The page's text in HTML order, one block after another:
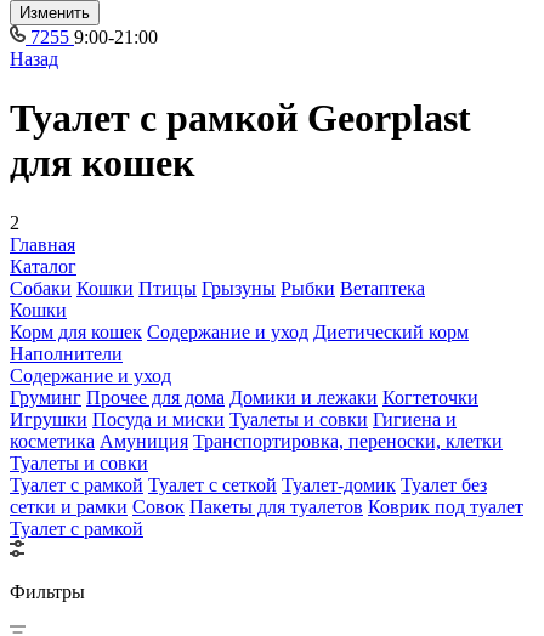
Изменить
7255 9:00-21:00
Назад
Туалет с рамкой Georplast
для кошек
2
Главная
Каталог
Собаки Кошки Птицы Грызуны Рыбки Ветаптека
Кошки
Корм для кошек Содержание и уход Диетический корм
Наполнители
Содержание и уход
Груминг Прочее для дома Домики и лежаки Когтеточки
Игрушки Посуда и миски Туалеты и совки Гигиена и
косметика Амуниция Транспортировка, переноски, клетки
Туалеты и совки
Туалет с рамкой Туалет с сеткой Туалет-домик Туалет без
сетки и рамки Совок Пакеты для туалетов Коврик под туалет
Туалет с рамкой
Фильтры